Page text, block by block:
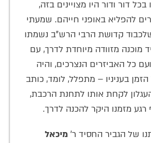
בכל דור ודור היו מצויינים בזה,
להפליא באופני חייהם. שמעתי
שלכבוד קדושת הרבי הרש"ב נשמתו
מוכנה מזוודה מיוחדת לדרך, עם
כל האביזרים הנצרכים, והיה
בעניניו – מתפלל, לומד, כותב
לקחת אותו לתחנת הרכבת,
מזמנו היקר להכנה לדרך.
של הגביר החסיד ר' מיכאל